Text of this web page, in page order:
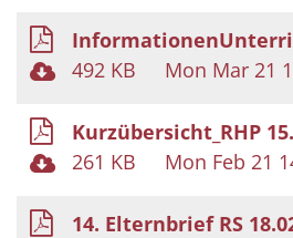
492 KB
Mon Mar 21
Kurzübersicht_RHP
261 KB
Mon Feb 21
14. Elternbrief RS